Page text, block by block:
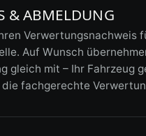
& ABMELDUNG
Verwertungsnachweis
Auf Wunsch
gleich mit – Ihr Fahrzeug
fachgerechte